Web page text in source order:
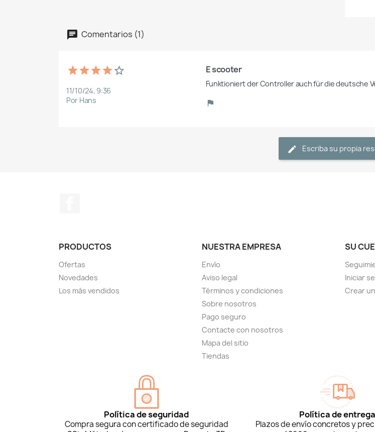
Comentarios (1)
11/10/24, 9:36
Por Hans
E scooter
Funktioniert der Controller auch für die deutsche
Escriba su propia
PRODUCTOS
Ofertas
Novedades
Los más vendidos
NUESTRA EMPRESA
Envío
Aviso legal
Términos y condiciones
Sobre nosotros
Pago seguro
Contacte con nosotros
Mapa del sitio
Tiendas
SU
Iniciar
Crear
Política de seguridad
Compra segura con certificado de seguridad
Política de entrega
Plazos de envío concretos y